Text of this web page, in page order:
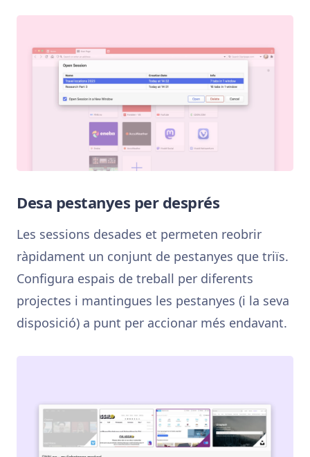
Desa pestanyes per després
Les sessions desades et permeten reobrir
ràpidament un conjunt de pestanyes que triïs.
Configura espais de treball per diferents
projectes i mantingues les pestanyes (i la seva
disposició) a punt per accionar més endavant.